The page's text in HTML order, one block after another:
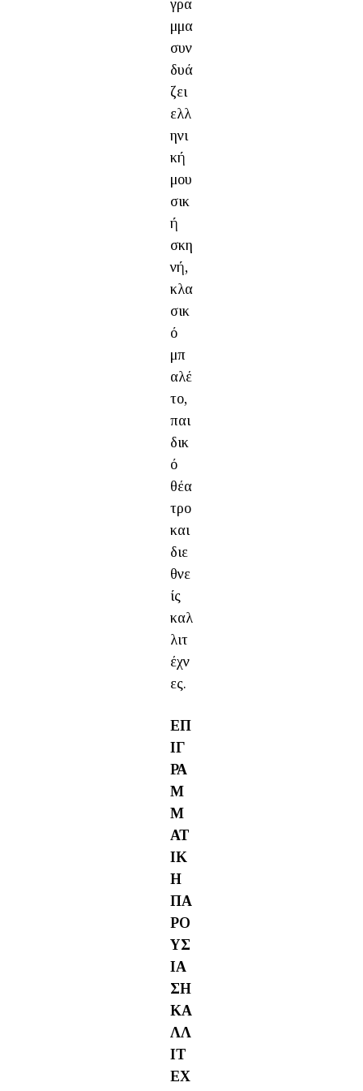
γρα
μμα
συν
δυά
ζει
ελλ
ηνι
κή
μου
σικ
ή
σκη
νή,
κλα
σικ
ό
μπ
αλέ
το,
παι
δικ
ό
θέα
τρο
και
διε
θνε
ίς
καλ
λιτ
έχν
ες.
ΕΠ
ΙΓ
ΡΑ
Μ
Μ
ΑΤ
ΙΚ
Η
ΠΑ
ΡΟ
ΥΣ
ΙΑ
ΣΗ
ΚΑ
ΛΛ
ΙΤ
ΕΧ